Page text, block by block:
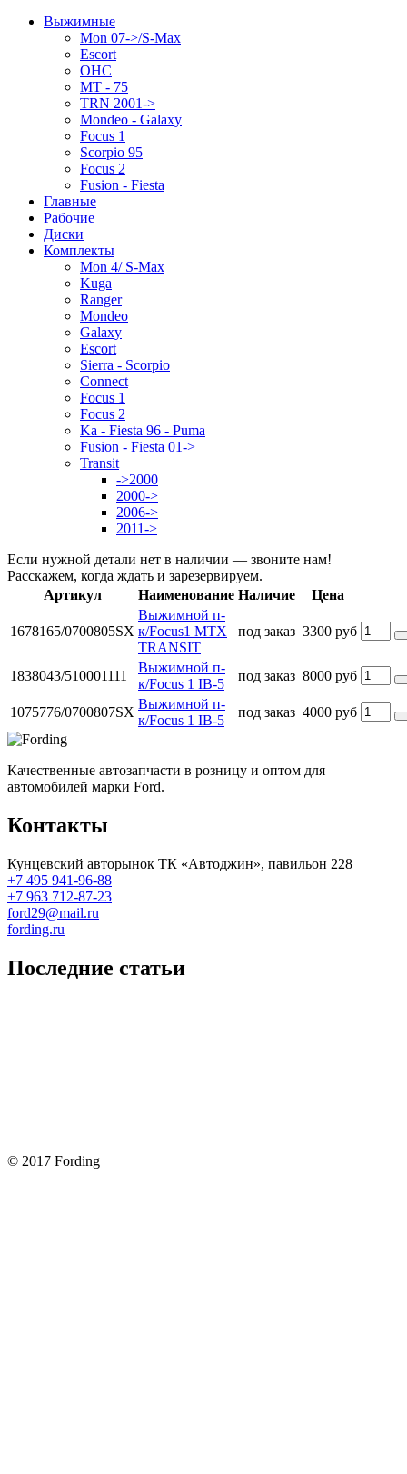
Выжимные
Mon 07->/S-Max
Escort
OHC
MT - 75
TRN 2001->
Mondeo - Galaxy
Focus 1
Scorpio 95
Focus 2
Fusion - Fiesta
Главные
Рабочие
Диски
Комплекты
Mon 4/ S-Max
Kuga
Ranger
Mondeo
Galaxy
Escort
Sierra - Scorpio
Connect
Focus 1
Focus 2
Ka - Fiesta 96 - Puma
Fusion - Fiesta 01->
Transit
->2000
2000->
2006->
2011->
Если нужной детали нет в наличии — звоните нам!
Расскажем, когда ждать и зарезервируем.
Артикул
Наименование Наличие Цена
1678165/0700805SX
Выжимной п-
к/Focus1 MTX
TRANSIT
под заказ 3300 руб
1838043/510001111
Выжимной п-
к/Focus 1 IB-5
под заказ 8000 руб
1075776/0700807SX
Выжимной п-
к/Focus 1 IB-5
под заказ 4000 руб
Качественные автозапчасти в розницу и оптом для
автомобилей марки Ford.
Контакты
Кунцевский авторынок ТК «Автоджин», павильон 228
+7 495 941-96-88
+7 963 712-87-23
ford29@mail.ru
fording.ru
Последние статьи
© 2017 Fording